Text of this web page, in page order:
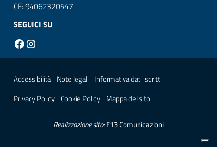
CF: 94062320547
SEGUICI SU
Facebook
Sezione Link Utili
Accessibilità Note legali
Informativa dati iscritti
Privacy Policy Cookie Policy Mappa del sito
Realizzazione sito:F13 Comunicazioni